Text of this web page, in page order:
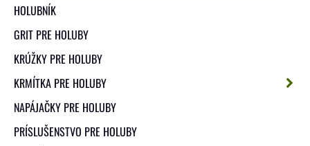
HOLUBNÍK
GRIT PRE HOLUBY
KRÚŽKY PRE HOLUBY
KRMÍTKA PRE HOLUBY
NAPÁJAČKY PRE HOLUBY
PRÍSLUŠENSTVO PRE HOLUBY